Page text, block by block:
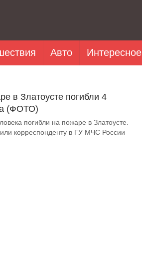
Авто Интересное
в Златоусте погибли 4
(ФОТО)
погибли на пожаре в Златоусте.
корреспонденту в ГУ МЧС России